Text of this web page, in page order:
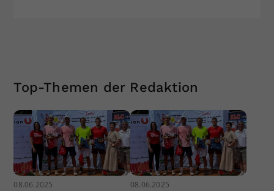
Top-Themen der Redaktion
08.06.2025 08.06.2025